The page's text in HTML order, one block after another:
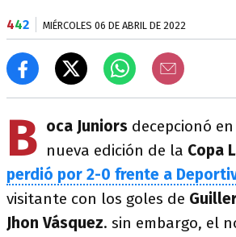
442 MIÉRCOLES 06 DE ABRIL DE 2022
B oca Juniors decepcionó
nueva edición de la Copa
perdió por 2-0 frente a
visitante con los goles de
Jhon Vásquez. sin embargo, el